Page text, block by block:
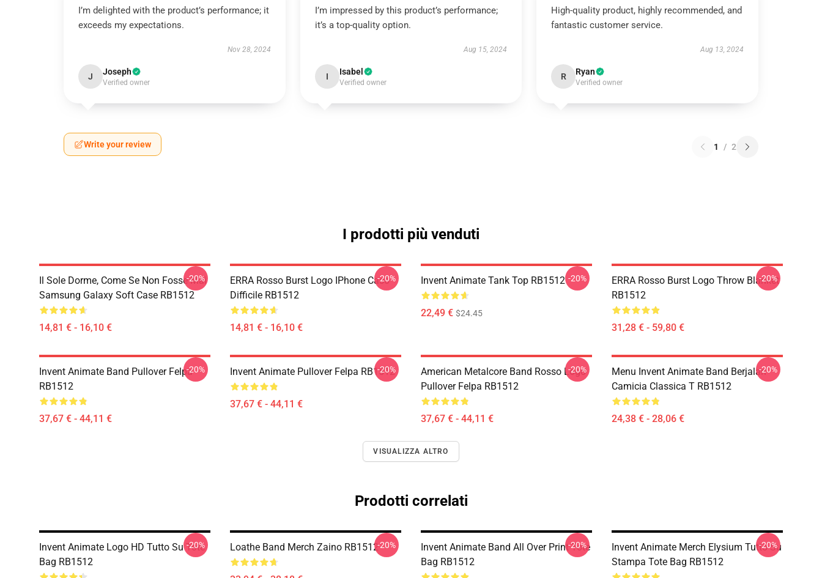
I’m delighted with the product’s performance; it
exceeds my expectations.
Nov 28, 2024
J Joseph
Verified owner
I’m impressed by this product’s performance;
it’s a top-quality option.
Aug 15, 2024
I Isabel
Verified owner
High-quality product, highly recommended, and
fantastic customer service.
Aug 13, 2024
R Ryan
Verified owner
Write your review 1 / 2
I prodotti più venduti
Il Sole Dorme, Come Se Non Fosse Mai
Samsung Galaxy Soft Case RB1512
14,81 € - 16,10 €
-20%
ERRA Rosso Burst Logo IPhone Caso
Difficile RB1512
14,81 € - 16,10 €
-20% Invent Animate Tank Top RB1512
22,49 € $24.45
-20%
ERRA Rosso Burst Logo Throw Blanket
RB1512
31,28 € - 59,80 €
-20%
Invent Animate Band Pullover Felpa
RB1512
37,67 € - 44,11 €
-20% Invent Animate Pullover Felpa RB1512
37,67 € - 44,11 €
-20%
American Metalcore Band Rosso Logo
Pullover Felpa RB1512
37,67 € - 44,11 €
-20%
Menu Invent Animate Band Berjalan
Camicia Classica T RB1512
24,38 € - 28,06 €
-20%
VISUALIZZA ALTRO
Prodotti correlati
Invent Animate Logo HD Tutto Su Tote
Bag RB1512
-20% Loathe Band Merch Zaino RB1512-20%
Invent Animate Band All Over Print Tote
Bag RB1512
-20%
Invent Animate Merch Elysium Tutto Su
Stampa Tote Bag RB1512
-20%